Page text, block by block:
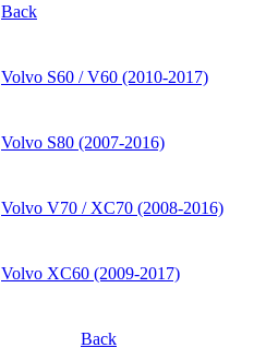
Back
Volvo S60 / V60 (2010-2017)
Volvo S80 (2007-2016)
Volvo V70 / XC70 (2008-2016)
Volvo XC60 (2009-2017)
Back